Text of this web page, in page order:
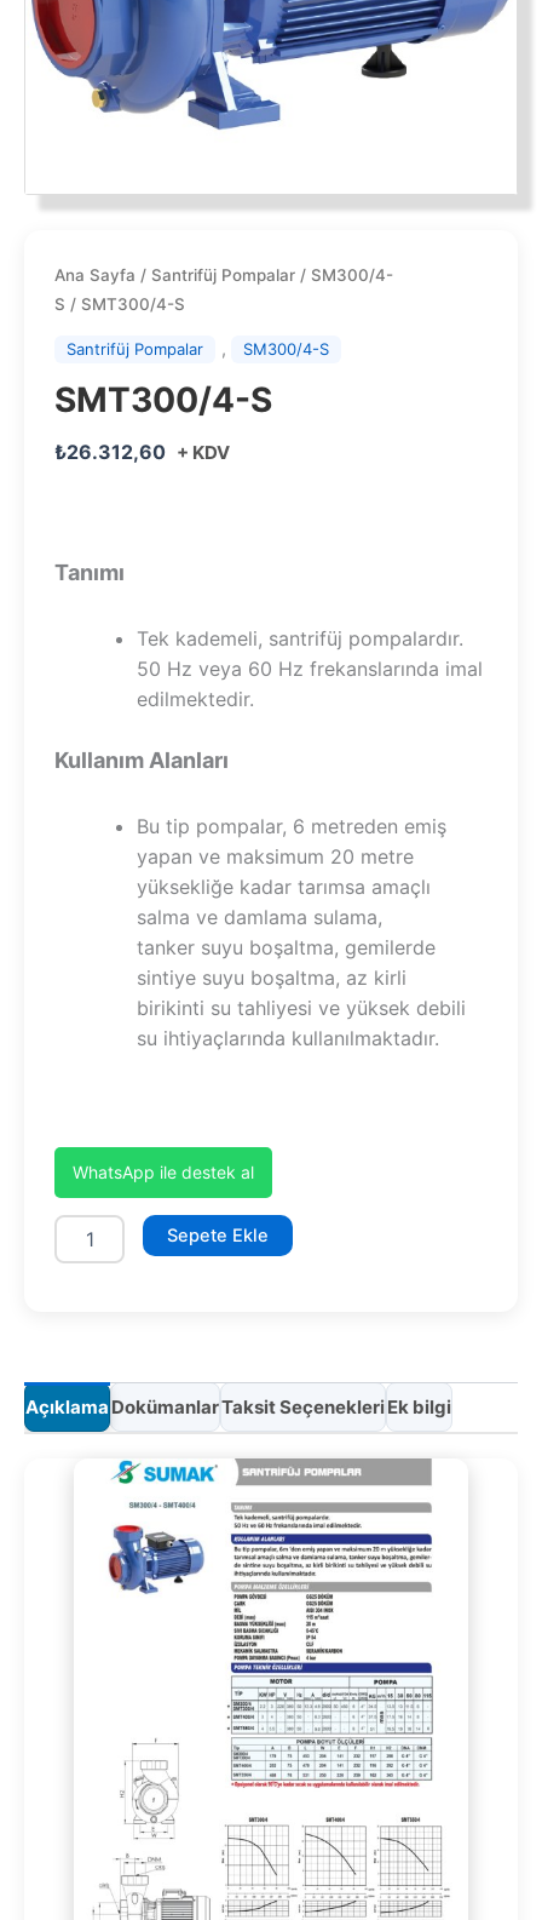
Ana Sayfa / Santrifüj Pompalar / SM300/4-
S / SMT300/4-S
Santrifüj Pompalar , SM300/4-S
SMT300/4-S
₺26.312,60 + KDV
Tanımı
Tek kademeli, santrifüj pompalardır.
50 Hz veya 60 Hz frekanslarında imal
edilmektedir.
Kullanım Alanları
Bu tip pompalar, 6 metreden emiş
yapan ve maksimum 20 metre
yüksekliğe kadar tarımsa amaçlı
salma ve damlama sulama,
tanker suyu boşaltma, gemilerde
sintiye suyu boşaltma, az kirli
birikinti su tahliyesi ve yüksek debili
su ihtiyaçlarında kullanılmaktadır.
WhatsApp ile destek al
SMT300/4-
Sepete Ekle
Açıklama DokümanlarTaksit SeçenekleriEk bilgi